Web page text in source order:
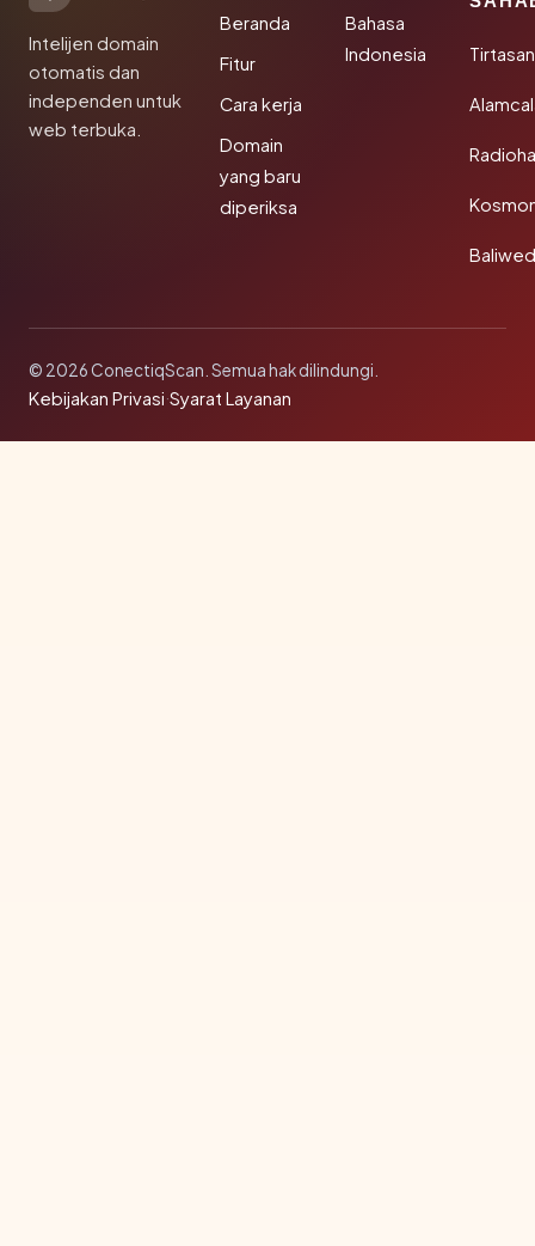
Intelijen domain
otomatis dan
independen untuk
web terbuka.
Beranda
Fitur
Cara kerja
Domain
yang baru
diperiksa
Bahasa
Indonesia
© 2026 ConectiqScan. Semua hak dilindungi.
Kebijakan Privasi·Syarat Layanan